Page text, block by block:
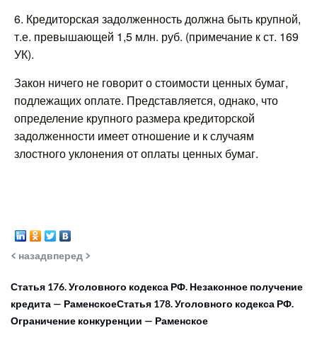
6. Кредиторская задолженность должна быть крупной,
т.е. превышающей 1,5 млн. руб. (примечание к ст. 169
УК).
Закон ничего не говорит о стоимости ценных бумаг,
подлежащих оплате. Представляется, однако, что
определение крупного размера кредиторской
задолженности имеет отношение и к случаям
злостного уклонения от оплаты ценных бумаг.
< назадвперед >
Статья 176. Уголовного кодекса РФ. Незаконное получение
кредита — РаменскоеСтатья 178. Уголовного кодекса РФ.
Ограничение конкуренции — Раменское